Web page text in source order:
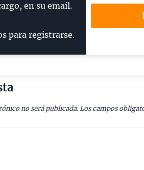
en su email.
para registrarse.
no será publicada. Los campos